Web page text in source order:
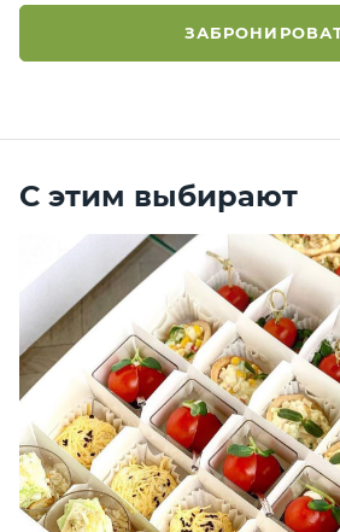
С этим выбирают